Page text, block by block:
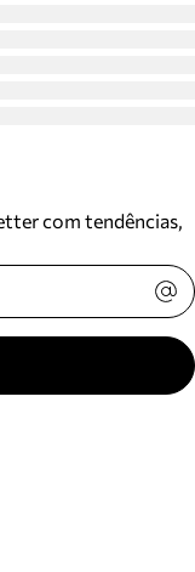
com tendências,